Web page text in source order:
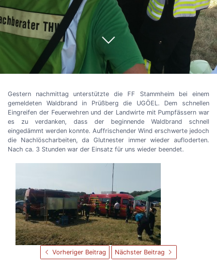
Gestern nachmittag unterstützte die FF Stammheim bei einem
gemeldeten Waldbrand in Prüßberg die UGÖEL. Dem schnellen
Eingreifen der Feuerwehren und der Landwirte mit Pumpfässern war
es zu verdanken, dass der beginnende Waldbrand schnell
eingedämmt werden konnte. Auffrischender Wind erschwerte jedoch
die Nachlöscharbeiten, da Glutnester immer wieder aufloderten.
Nach ca. 3 Stunden war der Einsatz für uns wieder beendet.
Vorheriger Beitrag Nächster Beitrag